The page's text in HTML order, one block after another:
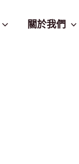
關於我們